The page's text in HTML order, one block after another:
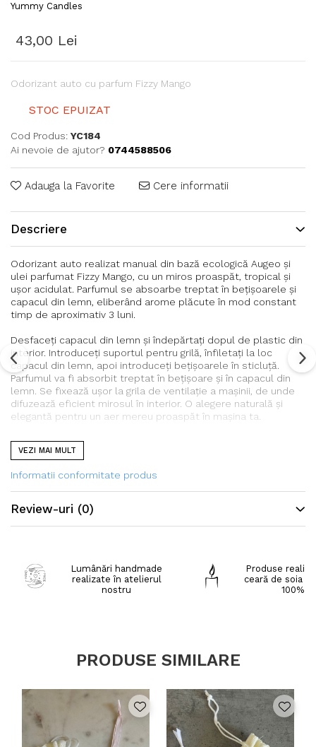
Yummy Candles
43,00 Lei
Odorizant auto cu parfum Fizzy Mango
STOC EPUIZAT
Cod Produs: YC184
Ai nevoie de ajutor? 0744588506
Adauga la Favorite Cere informatii
Descriere
Odorizant auto realizat manual din bază ecologică Augeo și
ulei parfumat Fizzy Mango, cu un miros proaspăt, tropical și
ușor acidulat. Parfumul se absoarbe treptat în bețișoarele și
capacul din lemn, eliberând arome plăcute în mod constant
timp de aproximativ 3 luni.
Desfaceți capacul din lemn și îndepărtați dopul de plastic din
interior. Introduceți suportul pentru grilă, înfiletați la loc
capacul din lemn, apoi introduceți bețișoarele în sticluță.
Parfumul va fi absorbit treptat în bețișoare și în capacul din
lemn. Se fixează ușor la grila de ventilație a mașinii, de unde
difuzează eficient mirosul în interior. O alegere naturală și
elegantă pentru un aer mereu proaspăt în mașina ta.
Specificații:
Bază Augeo și ulei parfumat și Fizzy Mango
Conținut: 5ml
VEZI MAI MULT
Informatii conformitate produs
Review-uri (0)
Lumânări handmade
realizate în atelierul
nostru
Produse
ceară de soia
100%
PRODUSE SIMILARE